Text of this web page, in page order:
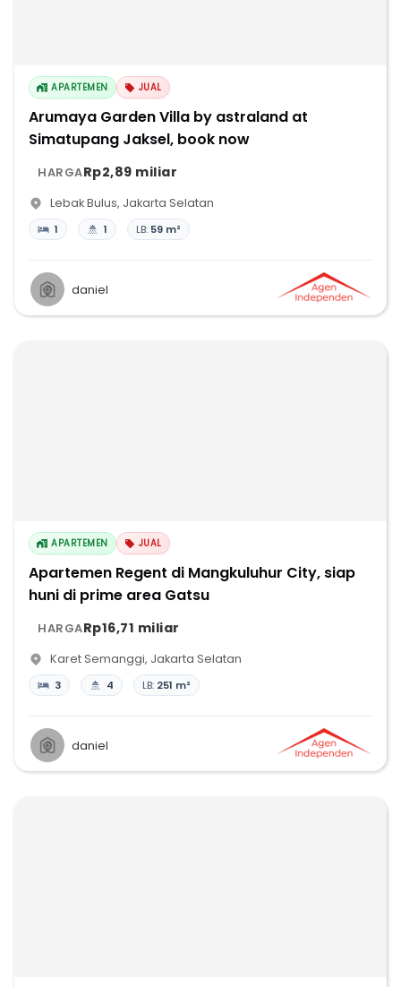
APARTEMEN JUAL
Arumaya Garden Villa by astraland at
Simatupang Jaksel, book now
HARGARp2,89 miliar
Lebak Bulus, Jakarta Selatan
1 1 LB: 59 m²
daniel
APARTEMEN JUAL
Apartemen Regent di Mangkuluhur City, siap
huni di prime area Gatsu
HARGARp16,71 miliar
Karet Semanggi, Jakarta Selatan
3 4 LB: 251 m²
daniel